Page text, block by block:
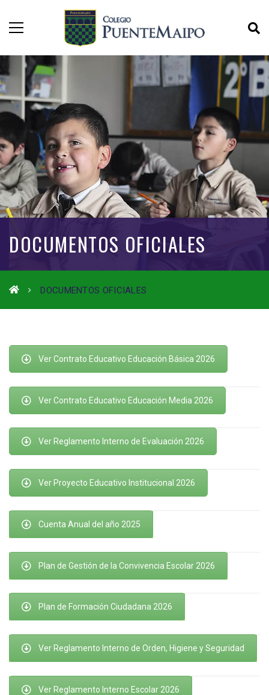
DOCUMENTOS OFICIALES
DOCUMENTOS OFICIALES
Ver Contrato Educativo Educación Básica 2026
Ver Contrato Educativo Educación Media 2026
Ver Reglamento Interno de Evaluación 2026
Ver Proyecto Educativo Institucional 2026
Cuenta Anual del año 2025
Plan de Gestión de la Convivencia Escolar 2026
Plan de Formación Ciudadana 2026
Ver Reglamento Interno de Orden, Higiene y Seguridad
Ver Reglamento Interno Escolar 2026